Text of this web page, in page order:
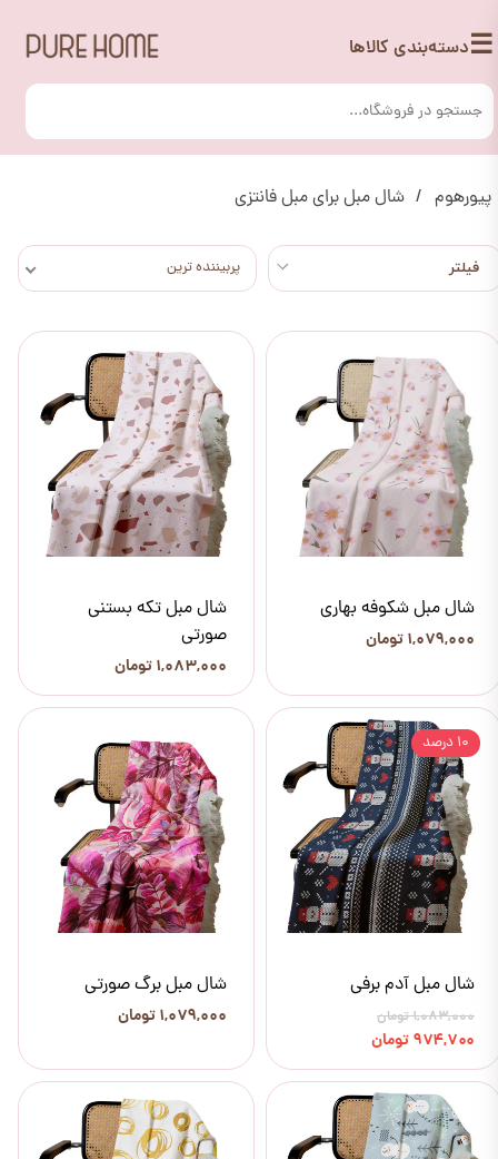
☰دسته‌بندی کالاها
پیورهوم شال مبل برای مبل فانتزی
پربیننده ترین
شال مبل شکوفه بهاری
۱,۰۷۹,۰۰۰ تومان
شال مبل تکه بستنی
صورتی
۱,۰۸۳,۰۰۰ تومان
شال مبل آدم برفی
۱,۰۸۳,۰۰۰ تومان
۹۷۴,۷۰۰ تومان
۱۰ درصد
شال مبل برگ صورتی
۱,۰۷۹,۰۰۰ تومان